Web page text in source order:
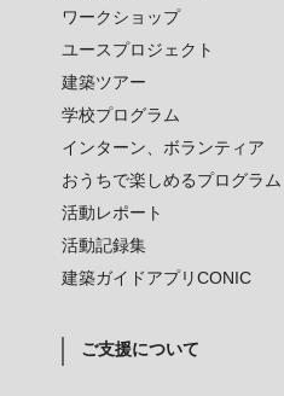
ワークショップ
ユースプロジェクト
建築ツアー
学校プログラム
インターン、ボランティア
おうちで楽しめるプログラム
活動レポート
活動記録集
建築ガイドアプリCONIC
ご支援について